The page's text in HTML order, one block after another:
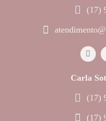
(17)
Carla
(17)
(17)